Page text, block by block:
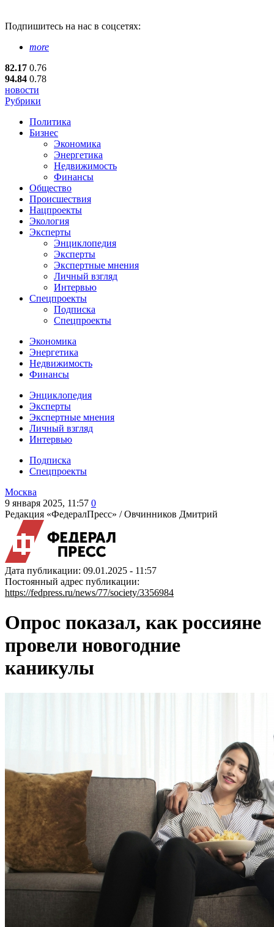
Подпишитесь на нас в соцсетях:
more
82.17 0.76
94.84 0.78
новости
Рубрики
Политика
Бизнес
Экономика
Энергетика
Недвижимость
Финансы
Общество
Происшествия
Нацпроекты
Экология
Эксперты
Энциклопедия
Эксперты
Экспертные мнения
Личный взгляд
Интервью
Спецпроекты
Подписка
Спецпроекты
Экономика
Энергетика
Недвижимость
Финансы
Энциклопедия
Эксперты
Экспертные мнения
Личный взгляд
Интервью
Подписка
Спецпроекты
Москва
9 января 2025, 11:57 0
Редакция «ФедералПресс» /Овчинников Дмитрий
Дата публикации: 09.01.2025 - 11:57
Постоянный адрес публикации:
https://fedpress.ru/news/77/society/3356984
Опрос показал, как россияне
провели новогодние
каникулы